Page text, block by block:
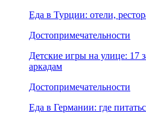
Еда в Турции: отели,
Достопримечательности
Детские игры на улице: 17
аркадам
Достопримечательности
Еда в Германии: где